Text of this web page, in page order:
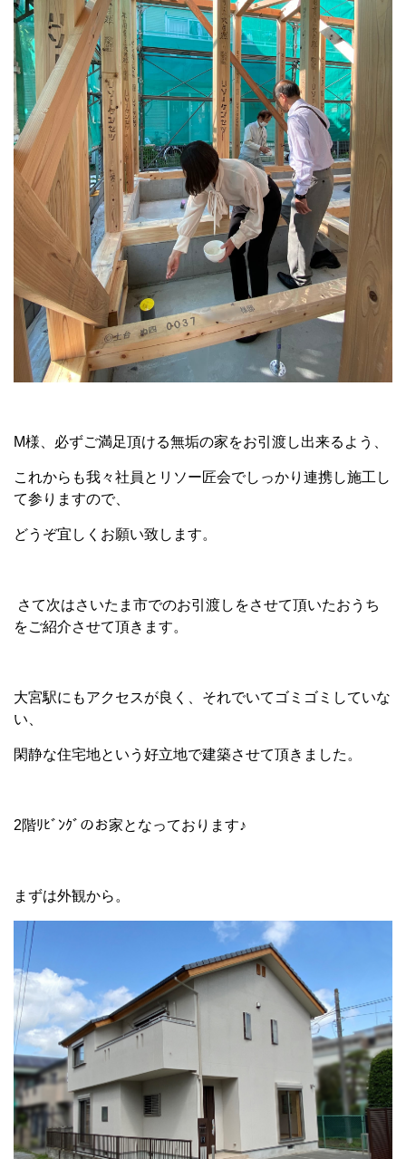
M様、必ずご満足頂ける無垢の家をお引渡し出来るよう、
これからも我々社員とリソー匠会でしっかり連携し施工し
て参りますので、
どうぞ宜しくお願い致します。
さて次はさいたま市でのお引渡しをさせて頂いたおうち
をご紹介させて頂きます。
大宮駅にもアクセスが良く、それでいてゴミゴミしていな
い、
閑静な住宅地という好立地で建築させて頂きました。
2階ﾘﾋﾞﾝｸﾞのお家となっております♪
まずは外観から。